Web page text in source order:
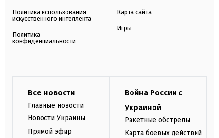
Политика использования
искусственного интеллекта
Политика
конфиденциальности
Карта сайта
Игры
Все новости
Главные новости
Новости Украины
Прямой эфир
Война России с
Украиной
Ракетные обстрелы
Карта боевых действий